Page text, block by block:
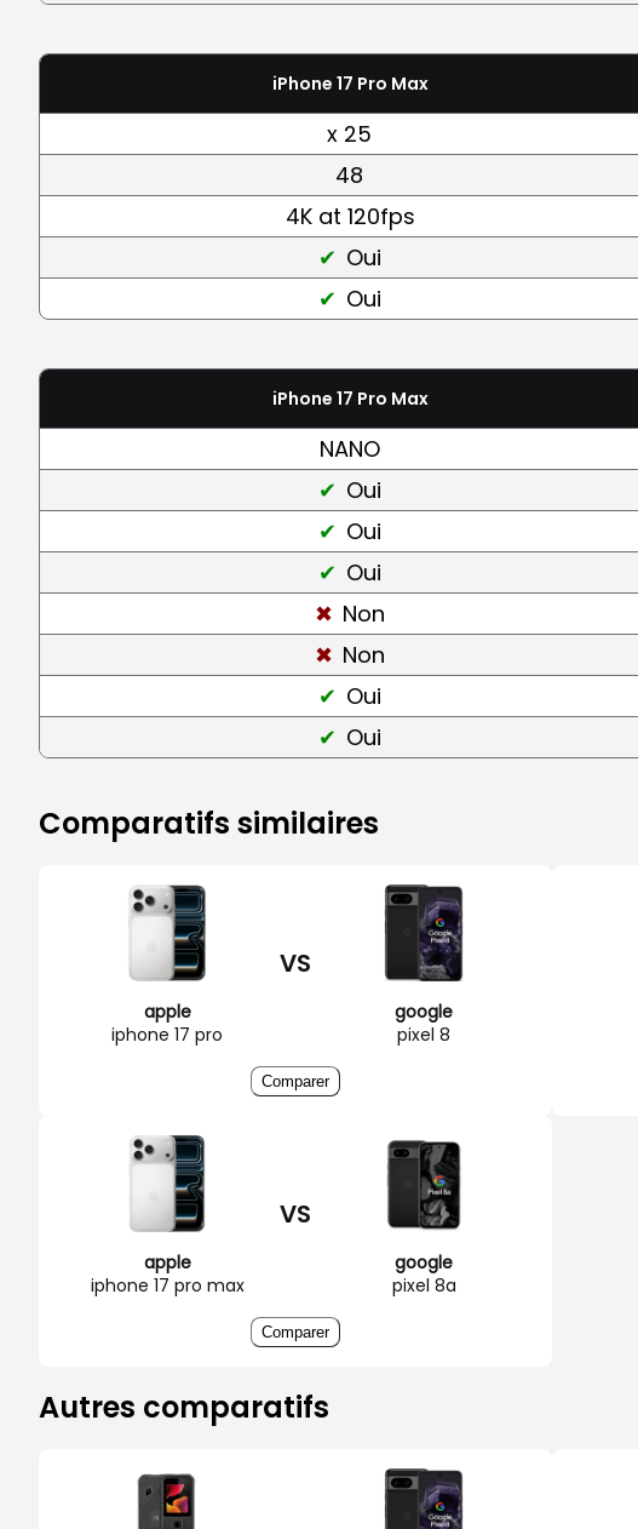
iPhone 17 Pro Max
x 25
48
4K at 120fps
Oui
Oui
iPhone 17 Pro Max
NANO
Oui
Oui
Oui
Non
Non
Oui
Oui
Comparatifs similaires
apple
iphone 17 pro
VS
google
pixel 8
Comparer
apple
iphone 17 pro max
VS
google
pixel 8a
Comparer
Autres comparatifs